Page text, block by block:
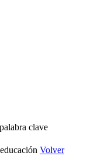
clave
Volver